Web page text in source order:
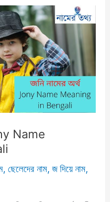
Name
,ছেলেদের নাম,জ দিয়ে নাম,